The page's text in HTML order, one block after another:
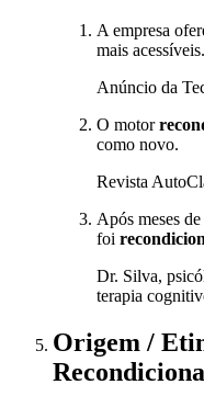
A empresa
mais acessíveis.
Anúncio da
O motor
como novo.
Revista
Após meses
foi
Dr. Silva,
terapia
Origem /